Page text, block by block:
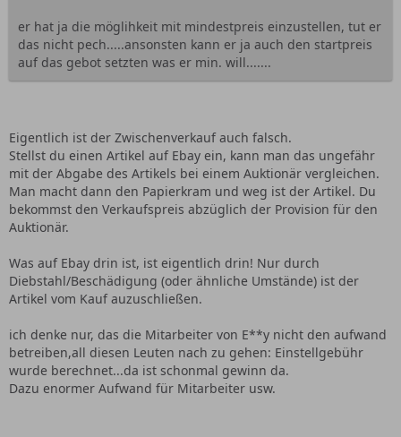
er hat ja die möglihkeit mit mindestpreis einzustellen, tut er
das nicht pech.....ansonsten kann er ja auch den startpreis
auf das gebot setzten was er min. will.......
Eigentlich ist der Zwischenverkauf auch falsch.
Stellst du einen Artikel auf Ebay ein, kann man das ungefähr
mit der Abgabe des Artikels bei einem Auktionär vergleichen.
Man macht dann den Papierkram und weg ist der Artikel. Du
bekommst den Verkaufspreis abzüglich der Provision für den
Auktionär.
Was auf Ebay drin ist, ist eigentlich drin! Nur durch
Diebstahl/Beschädigung (oder ähnliche Umstände) ist der
Artikel vom Kauf auzuschließen.
ich denke nur, das die Mitarbeiter von E**y nicht den aufwand
betreiben,all diesen Leuten nach zu gehen: Einstellgebühr
wurde berechnet...da ist schonmal gewinn da.
Dazu enormer Aufwand für Mitarbeiter usw.